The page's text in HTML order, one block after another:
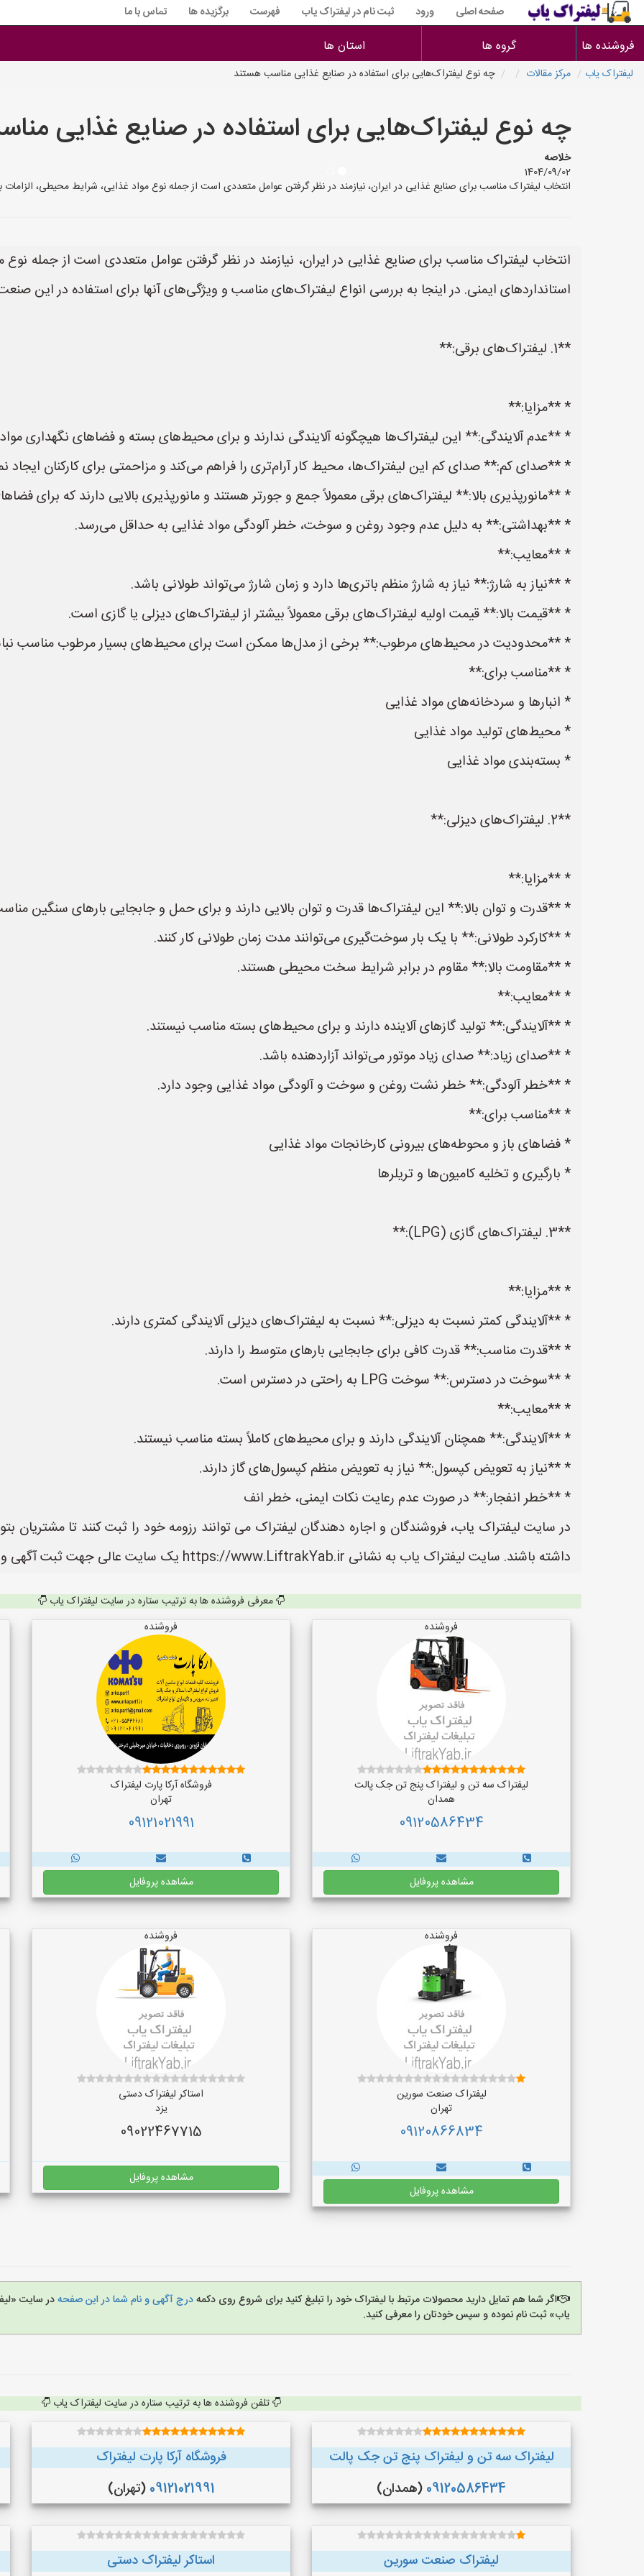
صفحه اصلی ورود ثبت نام در لیفتراک یاب فهرست برگزیده ها تماس با ما
فروشنده ها گروه ها استان ها
لیفتراک یاب مرکز مقالات چه نوع لیفتراک‌هایی برای استفاده در صنایع غذایی مناسب هستند
چه نوع لیفتراک‌هایی برای استفاده در صنایع غذایی
خلاصه
1404/09/02
انتخاب لیفتراک مناسب برای صنایع غذایی در ایران، نیازمند در نظر گرفتن عوامل متعددی است از جمله نوع مواد غذایی، شرایط محیطی، الزامات
انتخاب لیفتراک مناسب برای صنایع غذایی در ایران، نیازمند در نظر گرفتن عوامل متعددی است از جمله
استانداردهای ایمنی. در اینجا به بررسی انواع لیفتراک‌های مناسب و ویژگی‌های آنها برای استفاده در این
**1. لیفتراک‌های برقی:**
* **مزایا:**
* **عدم آلایندگی:** این لیفتراک‌ها هیچگونه آلایندگی ندارند و برای محیط‌های بسته و فضاهای نگهداری
* **صدای کم:** صدای کم این لیفتراک‌ها، محیط کار آرام‌تری را فراهم می‌کند و مزاحمتی برای کارکنان ایجاد
* **مانورپذیری بالا:** لیفتراک‌های برقی معمولاً جمع و جورتر هستند و مانورپذیری بالایی دارند که برای
* **بهداشتی:** به دلیل عدم وجود روغن و سوخت، خطر آلودگی مواد غذایی به حداقل می‌رسد.
* **معایب:**
* **نیاز به شارژ:** نیاز به شارژ منظم باتری‌ها دارد و زمان شارژ می‌تواند طولانی باشد.
* **قیمت بالا:** قیمت اولیه لیفتراک‌های برقی معمولاً بیشتر از لیفتراک‌های دیزلی یا گازی است.
* **محدودیت در محیط‌های مرطوب:** برخی از مدل‌ها ممکن است برای محیط‌های بسیار مرطوب مناسب
* **مناسب برای:**
* انبارها و سردخانه‌های مواد غذایی
* محیط‌های تولید مواد غذایی
* بسته‌بندی مواد غذایی
**2. لیفتراک‌های دیزلی:**
* **مزایا:**
* **قدرت و توان بالا:** این لیفتراک‌ها قدرت و توان بالایی دارند و برای حمل و جابجایی بارهای سنگین
* **کارکرد طولانی:** با یک بار سوخت‌گیری می‌توانند مدت زمان طولانی کار کنند.
* **مقاومت بالا:** مقاوم در برابر شرایط سخت محیطی هستند.
* **معایب:**
* **آلایندگی:** تولید گازهای آلاینده دارند و برای محیط‌های بسته مناسب نیستند.
* **صدای زیاد:** صدای زیاد موتور می‌تواند آزاردهنده باشد.
* **خطر آلودگی:** خطر نشت روغن و سوخت و آلودگی مواد غذایی وجود دارد.
* **مناسب برای:**
* فضاهای باز و محوطه‌های بیرونی کارخانجات مواد غذایی
* بارگیری و تخلیه کامیون‌ها و تریلرها
**3. لیفتراک‌های گازی (LPG):**
* **مزایا:**
* **آلایندگی کمتر نسبت به دیزلی:** نسبت به لیفتراک‌های دیزلی آلایندگی کمتری دارند.
* **قدرت مناسب:** قدرت کافی برای جابجایی بارهای متوسط را دارند.
* **سوخت در دسترس:** سوخت LPG به راحتی در دسترس است.
* **معایب:**
* **آلایندگی:** همچنان آلایندگی دارند و برای محیط‌های کاملاً بسته مناسب نیستند.
* **نیاز به تعویض کپسول:** نیاز به تعویض منظم کپسول‌های گاز دارند.
* **خطر انفجار:** در صورت عدم رعایت نکات ایمنی، خطر انف
در سایت لیفتراک یاب، فروشندگان و اجاره دهندگان لیفتراک می توانند رزومه خود را ثبت کنند تا مشتریان
داشته باشند. سایت لیفتراک یاب به نشانی https://www.LiftrakYab.ir یک سایت عالی جهت ثبت آگهی و تبلیغات لیفتراک می باشد.
معرفی فروشنده ها به ترتیب ستاره در سایت لیفتراک یاب
فروشنده
لیفتراک سه تن و لیفتراک پنج تن جک پالت
همدان
09120586434
مشاهده پروفایل
فروشنده
فروشگاه آرکا پارت لیفتراک
تهران
09121021991
مشاهده پروفایل
فروشنده
لیفتراک صنعت سورین
تهران
09120866834
مشاهده پروفایل
فروشنده
استاکر لیفتراک دستی
یزد
09022467715
مشاهده پروفایل
اگر شما هم تمایل دارید محصولات مرتبط با لیفتراک خود را تبلیغ کنید برای شروع روی دکمهدرج آگهی و نام شما در این صفحهدر سایت
یاب» ثبت نام نموده و سپس خودتان را معرفی کنید.
تلفن فروشنده ها به ترتیب ستاره در سایت لیفتراک یاب
لیفتراک سه تن و لیفتراک پنج تن جک پالت
09120586434 (همدان)
فروشگاه آرکا پارت لیفتراک
09121021991 (تهران)
لیفتراک صنعت سورین استاکر لیفتراک دستی